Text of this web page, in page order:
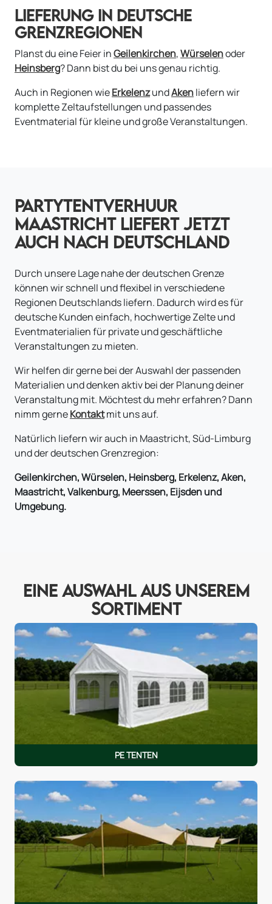
LIEFERUNG IN DEUTSCHE
GRENZREGIONEN
Planst du eine Feier inGeilenkirchen,Würselenoder
Heinsberg? Dann bist du bei uns genau richtig.
Auch in Regionen wieErkelenzundAkenliefern wir
komplette Zeltaufstellungen und passendes
Eventmaterial für kleine und große Veranstaltungen.
PARTYTENTVERHUUR
MAASTRICHT LIEFERT JETZT
AUCH NACH DEUTSCHLAND
Durch unsere Lage nahe der deutschen Grenze
können wir schnell und flexibel in verschiedene
Regionen Deutschlands liefern. Dadurch wird es für
deutsche Kunden einfach, hochwertige Zelte und
Eventmaterialien für private und geschäftliche
Veranstaltungen zu mieten.
Wir helfen dir gerne bei der Auswahl der passenden
Materialien und denken aktiv bei der Planung deiner
Veranstaltung mit. Möchtest du mehr erfahren? Dann
nimm gerneKontaktmit uns auf.
Natürlich liefern wir auch in Maastricht, Süd-Limburg
und der deutschen Grenzregion:
Geilenkirchen, Würselen, Heinsberg, Erkelenz, Aken,
Maastricht, Valkenburg, Meerssen, Eijsden und
Umgebung.
EINE AUSWAHL AUS UNSEREM
SORTIMENT
PE TENTEN